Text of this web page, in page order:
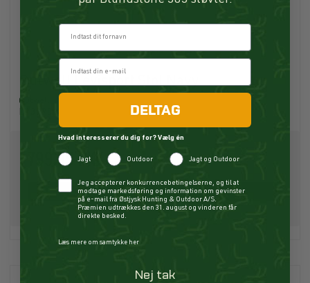
Outwell Levisport Stol Navy
Outwell
799,95 DKK
Køb
Fornavn
DELTAG
Hvad interesserer du dig for? Vælg én
Jagt Outdoor Jagt og Outdoor
CheckboxJeg accepterer konkurrencebetingelserne, og til at
modtage markedsføring og information om gevinster
på e-mail fra Østjysk Hunting & Outdoor A/S.
Præmien udtrækkes den 31. august og vinderen får
direkte besked.
Læs mere om samtykke her
Nej tak